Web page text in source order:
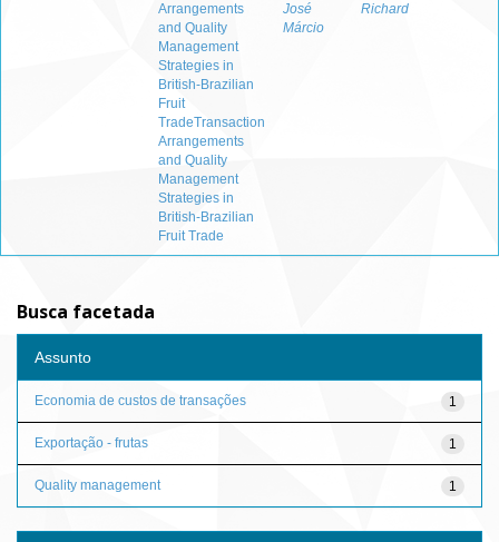
Arrangements
and Quality
Management
Strategies in
British-Brazilian
Fruit
TradeTransaction
Arrangements
and Quality
Management
Strategies in
British-Brazilian
Fruit Trade
José
Márcio
Richard
Busca facetada
Assunto
1
Economia de custos de transações
1
Exportação - frutas
1
Quality management